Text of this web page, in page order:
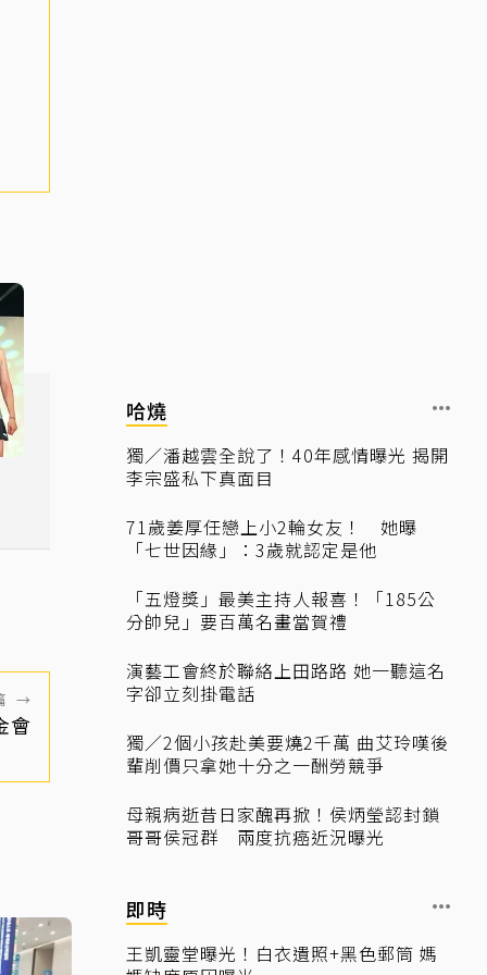
→
會
哈燒
獨／潘越雲全說了！40年感情曝光 揭開
李宗盛私下真面目
71歲姜厚任戀上小2輪女友！ 她曝
「七世因緣」：3歲就認定是他
「五燈獎」最美主持人報喜！「185公
分帥兒」要百萬名畫當賀禮
演藝工會終於聯絡上田路路 她一聽這名
字卻立刻掛電話
獨／2個小孩赴美要燒2千萬 曲艾玲嘆後
輩削價只拿她十分之一酬勞競爭
母親病逝昔日家醜再掀！侯炳瑩認封鎖
哥哥侯冠群 兩度抗癌近況曝光
即時
王凱靈堂曝光！白衣遺照+黑色郵筒 媽